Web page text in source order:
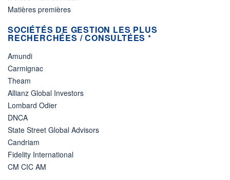
Matières premières
SOCIÉTÉS DE GESTION LES PLUS
RECHERCHÉES / CONSULTÉES *
Amundi
Carmignac
Theam
Allianz Global Investors
Lombard Odier
DNCA
State Street Global Advisors
Candriam
Fidelity International
CM CIC AM